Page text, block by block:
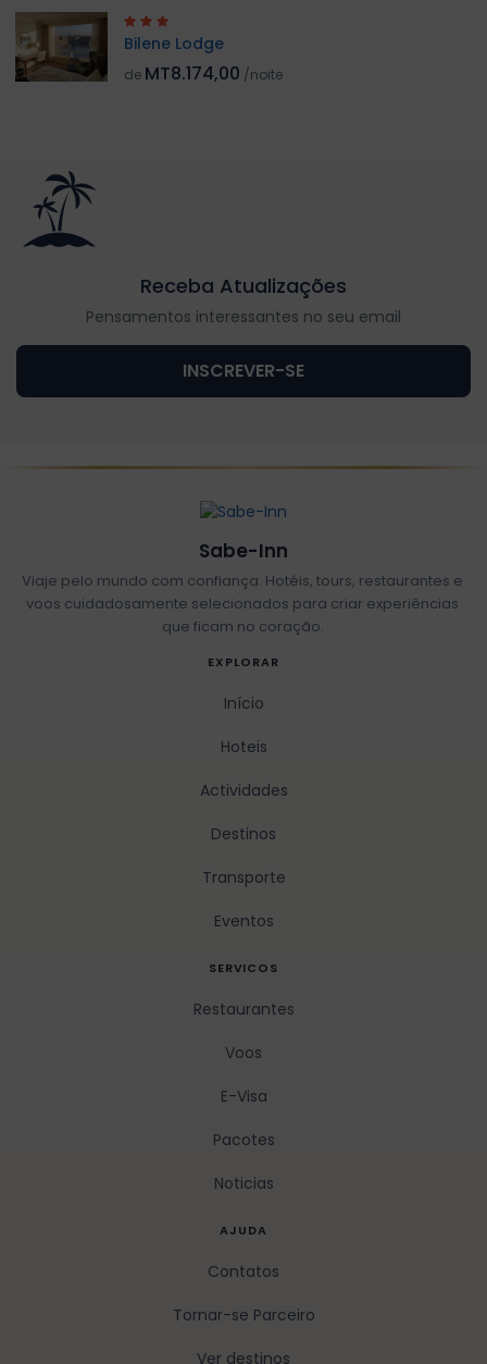
Bilene Lodge
de MT8.174,00 /noite
Receba Atualizações
Pensamentos interessantes no seu email
INSCREVER-SE
Sabe-Inn
Viaje pelo mundo com confiança. Hotéis, tours, restaurantes e
voos cuidadosamente selecionados para criar experiências
que ficam no coração.
EXPLORAR
Início
Hoteis
Actividades
Destinos
Transporte
Eventos
SERVICOS
Restaurantes
Voos
E-Visa
Pacotes
Noticias
AJUDA
Contatos
Tornar-se Parceiro
Ver destinos